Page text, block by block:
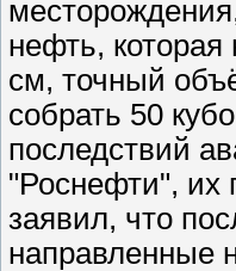
нефть,
см, точный
собрать 50
последствий
"Роснефти", их
заявил, что
направленные